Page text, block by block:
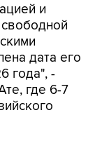
и
дата его
года", -
где 6-7